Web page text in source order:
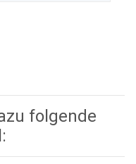
folgende